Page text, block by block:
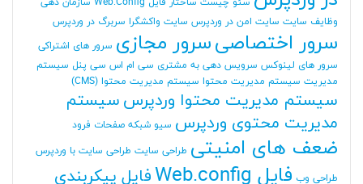
وظایف سایت سایت امن در وردپرس سایت واکشگرا سربرگ در وردپرس
سرور اختصاصیسرور مجازی سرور های اشتراکی
سرور های لینوکس سرویس دهی به مشتری سی ام اس سی پنل سیستم
مدیریت سیستم مدیریت محتوا سیستم مدیریت محتوا (CMS)
سیستم مدیریت محتوا وردپرس سیستم
مدیریت محتوی وردپرس سیو شبکه صفحات فرود
ضعف های امنیتی طراحی سایت طراحی سایت با وردپرس
طراحی وب فایل Web.config فایل پیکربندی